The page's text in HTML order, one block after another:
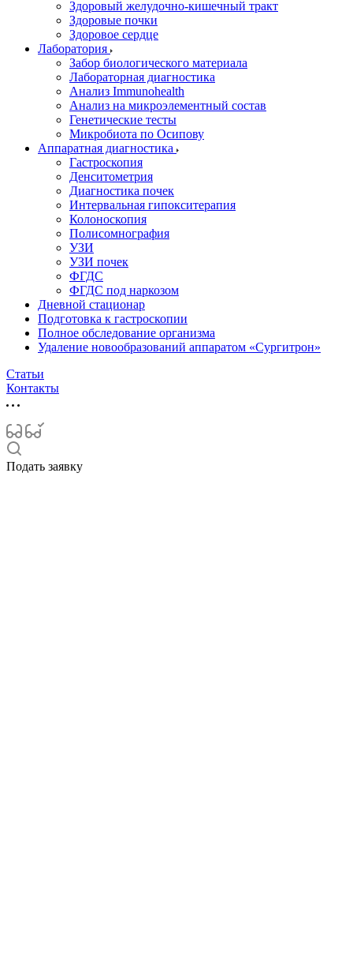
Здоровый желудочно-кишечный тракт
Здоровые почки
Здоровое сердце
Лаборатория
Забор биологического материала
Лабораторная диагностика
Анализ Immunohealth
Анализ на микроэлементный состав
Генетические тесты
Микробиота по Осипову
Аппаратная диагностика
Гастроскопия
Денситометрия
Диагностика почек
Интервальная гипокситерапия
Колоноскопия
Полисомнография
УЗИ
УЗИ почек
ФГДС
ФГДС под наркозом
Дневной стационар
Подготовка к гастроскопии
Полное обследование организма
Удаление новообразований аппаратом «Сургитрон»‎
Статьи
Контакты
Подать заявку